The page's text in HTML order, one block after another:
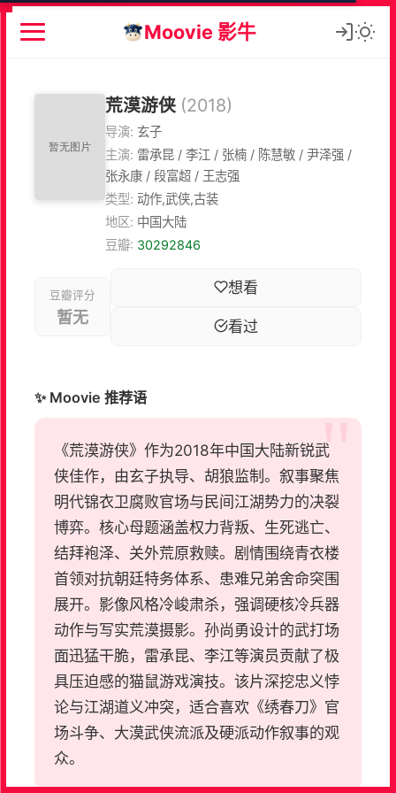
Moovie 影牛
荒漠游侠 (2018)
导演: 玄子
主演: 雷承昆 / 李江 / 张楠 / 陈慧敏 / 尹泽强 /
张永康 / 段富超 / 王志强
类型: 动作,武侠,古装
地区: 中国大陆
豆瓣: 30292846
豆瓣评分
暂无
想看
看过
✨ Moovie 推荐语
《荒漠游侠》作为2018年中国大陆新锐武
侠佳作，由玄子执导、胡狼监制。叙事聚焦
明代锦衣卫腐败官场与民间江湖势力的决裂
博弈。核心母题涵盖权力背叛、生死逃亡、
结拜袍泽、关外荒原救赎。剧情围绕青衣楼
首领对抗朝廷特务体系、患难兄弟舍命突围
展开。影像风格冷峻肃杀，强调硬核冷兵器
动作与写实荒漠摄影。孙尚勇设计的武打场
面迅猛干脆，雷承昆、李江等演员贡献了极
具压迫感的猫鼠游戏演技。该片深挖忠义悖
论与江湖道义冲突，适合喜欢《绣春刀》官
场斗争、大漠武侠流派及硬派动作叙事的观
众。